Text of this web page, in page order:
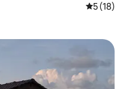
レビュー
5 (18)